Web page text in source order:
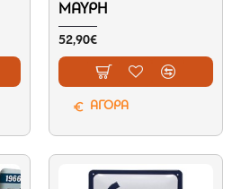
ΜΑΎΡΗ
52,90€
ΑΓΟΡΑ